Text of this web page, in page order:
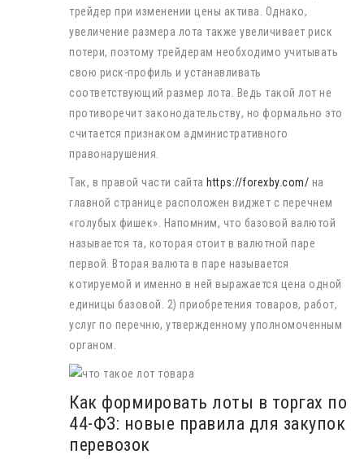
трейдер при изменении цены актива. Однако,
увеличение размера лота также увеличивает риск
потери, поэтому трейдерам необходимо учитывать
свою риск-профиль и устанавливать
соответствующий размер лота. Ведь такой лот не
противоречит законодательству, но формально это
считается признаком административного
правонарушения.
Так, в правой части сайта https://forexby.com/ на
главной странице расположен виджет с перечнем
«голубых фишек». Напомним, что базовой валютой
называется та, которая стоит в валютной паре
первой. Вторая валюта в паре называется
котируемой и именно в ней выражается цена одной
единицы базовой. 2) приобретения товаров, работ,
услуг по перечню, утвержденному уполномоченным
органом.
Как формировать лоты в торгах по
44-ФЗ: новые правила для закупок
перевозок